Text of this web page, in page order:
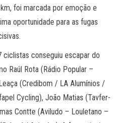
foi marcada por emoção e
oportunidade para as fugas
ciclistas conseguiu escapar do
Raúl Rota (Rádio Popular –
(Credibom / LA Alumínios /
Cycling), João Matias (Tavfer-
Contte (Aviludo – Louletano –